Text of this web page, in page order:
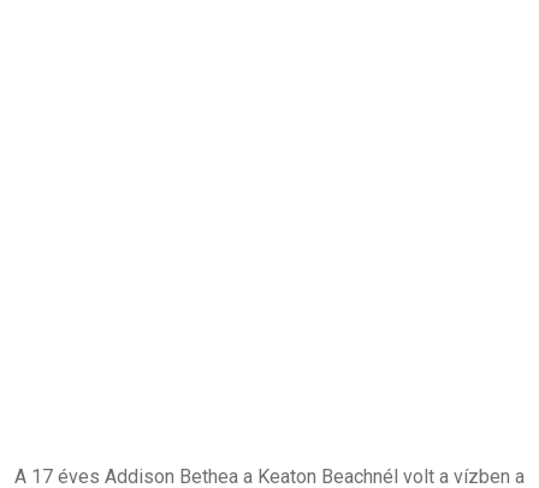
A 17 éves Addison Bethea a Keaton Beachnél volt a vízben a